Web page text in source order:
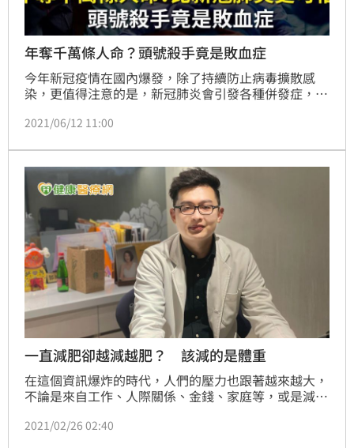
年奪千萬條人命？頭號殺手竟是敗血症
今年新冠疫情在國內爆發，除了持續防止病毒擴散感
染，更值得注意的是，新冠肺炎會引發各種併發症，其
2021/06/12 11:00
一直減肥卻越減越肥？ 該減的是體重
在這個資訊爆炸的時代，人們的壓力也跟著越來越大，
不論是來自工作、人際關係、金錢、家庭等，或是減重
運作，尤其是一種叫作皮質醇的分泌物，倘若長期維持
2021/02/26 02:40